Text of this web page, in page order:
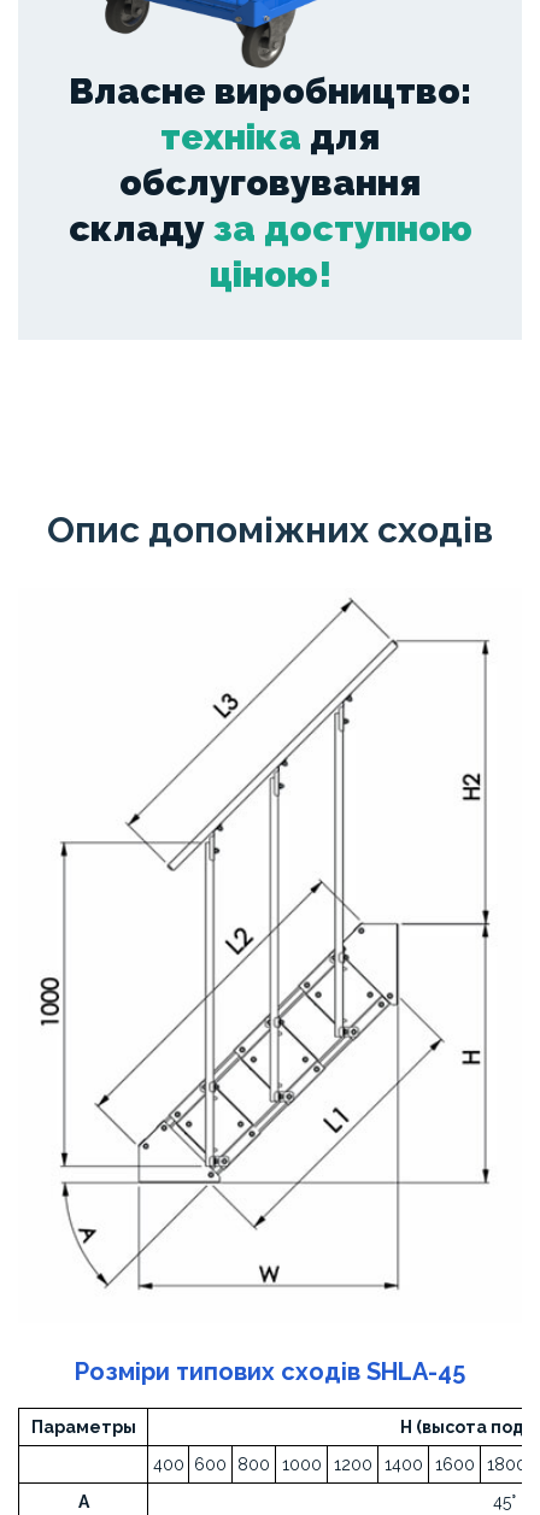
Власне виробництво:
техніка для
обслуговування
складу за доступною
ціною!
Опис допоміжних сходів
Розміри типових сходів SHLA-45
Параметры
H (высота
400
600 800 1000 1200 1400 1600 1800
A
45°